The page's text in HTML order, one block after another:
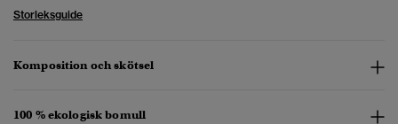
Storleksguide
Komposition och skötsel
100 % ekologisk bomull